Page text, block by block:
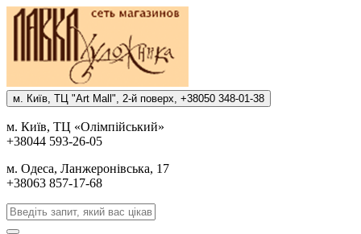
м. Киïв, ТЦ "Art Mall", 2-й поверх, +38050 348-01-38
м. Киïв, ТЦ «Олiмпiйський»
+38044 593-26-05
м. Одеса, Ланжеронiвська, 17
+38063 857-17-68